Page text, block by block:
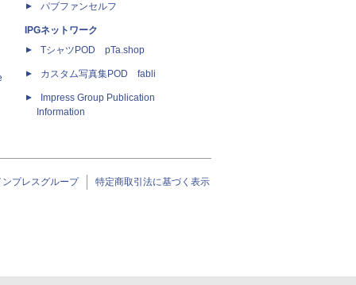
パブファンセルフ
IPGネットワーク
TシャツPOD pTa.shop
カスタム写真集POD fabli
Impress Group Publication
Information
ンプレスグループ 特定商取引法に基づく表示